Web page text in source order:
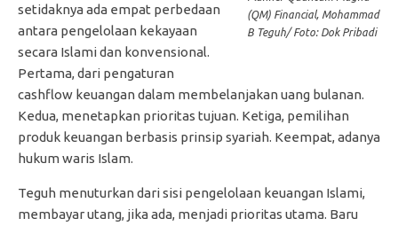
(QM) Financial, Mohammad
B Teguh/ Foto: Dok Pribadi
setidaknya ada empat perbedaan
antara pengelolaan kekayaan
secara Islami dan konvensional.
Pertama, dari pengaturan
cashflow keuangan dalam membelanjakan uang bulanan.
Kedua, menetapkan prioritas tujuan. Ketiga, pemilihan
produk keuangan berbasis prinsip syariah. Keempat, adanya
hukum waris Islam.
Teguh menuturkan dari sisi pengelolaan keuangan Islami,
membayar utang, jika ada, menjadi prioritas utama. Baru